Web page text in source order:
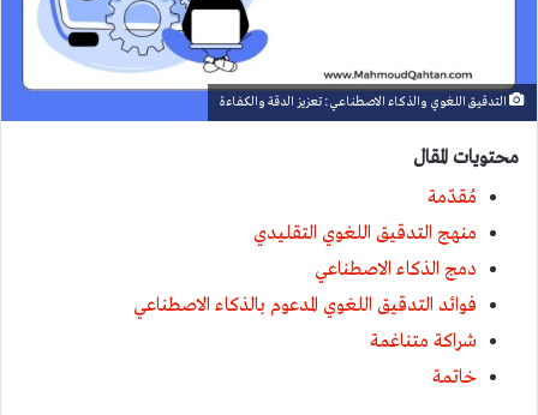
التدقيق اللغوي والذكاء الاصطناعي: تعزيز الدقة والكفاءة
محتويات المقال
مُقدّمة
منهج التدقيق اللغوي التقليدي
دمج الذكاء الاصطناعي
فوائد التدقيق اللغوي المدعوم بالذكاء الاصطناعي
شراكة متناغمة
خاتمة